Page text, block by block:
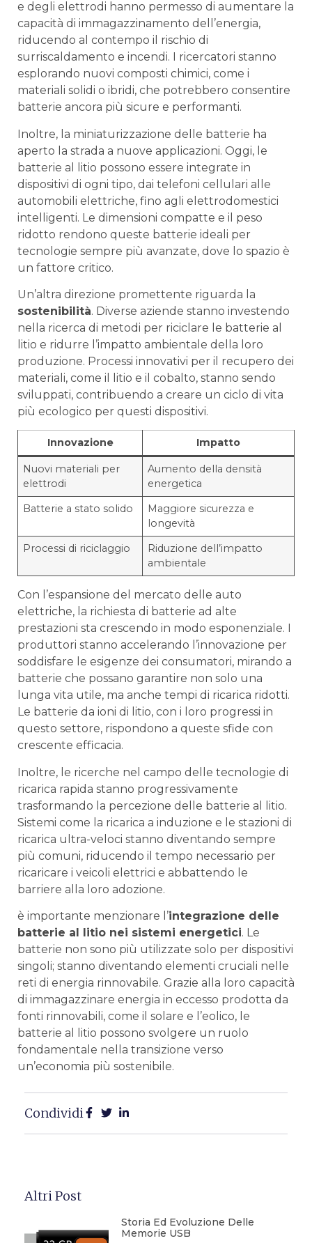
e degli elettrodi hanno permesso di aumentare la‌
capacità di immagazzinamento dell’energia,
riducendo al contempo il rischio ‍di
surriscaldamento e incendi. I ricercatori stanno‍
esplorando nuovi composti chimici, come i
materiali solidi o ibridi, che potrebbero consentire
batterie ancora più sicure e performanti.
Inoltre, la miniaturizzazione delle⁣ batterie ha
aperto la strada a nuove applicazioni. Oggi, le⁣
batterie al litio possono essere‍ integrate in
dispositivi di ogni tipo, dai telefoni cellulari alle
automobili elettriche, fino agli elettrodomestici
intelligenti. Le dimensioni compatte e il ​peso
ridotto rendono queste batterie ideali‍ per
tecnologie sempre più avanzate, dove lo spazio ‌è
un fattore critico.
Un’altra direzione promettente riguarda la⁢
sostenibilità. Diverse aziende stanno investendo
nella ricerca di metodi per ⁣riciclare le batterie al
litio ⁣e ridurre l’impatto ambientale della loro
produzione. Processi innovativi ⁤per il recupero dei
materiali, come il litio e il cobalto, stanno sendo
sviluppati, contribuendo a creare un ciclo di vita
più ecologico per questi dispositivi.
Innovazione Impatto
Nuovi materiali per
elettrodi
Aumento della densità
energetica
Batterie a stato solido
Maggiore sicurezza e ​
longevità
Processi ‌di riciclaggio
Riduzione dell’impatto
ambientale
Con l’espansione del mercato delle auto
elettriche, ⁢la​ richiesta di batterie ad alte
prestazioni sta crescendo in modo‌ esponenziale. I
produttori stanno accelerando l’innovazione per
soddisfare le esigenze dei consumatori, mirando a
batterie che possano garantire non solo una
lunga vita utile, ma anche tempi di ricarica ridotti.
‍Le batterie da ioni di litio, con i loro progressi in
questo settore, ‌rispondono a queste sfide con
crescente efficacia.
Inoltre, le ricerche ‍nel campo delle tecnologie di​
ricarica rapida stanno progressivamente
trasformando la percezione delle batterie al litio.
Sistemi come la ricarica a induzione e le stazioni di
ricarica ultra-veloci stanno diventando sempre
più comuni, riducendo ‍il tempo necessario per
ricaricare i veicoli elettrici e abbattendo le
barriere alla loro adozione.
è ⁣importante menzionare l’integrazione ⁤delle
batterie al litio nei⁢ sistemi energetici. Le
batterie non sono più‌ utilizzate solo per dispositivi
singoli; stanno diventando elementi cruciali nelle
reti di⁤ energia rinnovabile. Grazie alla⁤ loro capacità
di immagazzinare energia in eccesso prodotta da
fonti rinnovabili, come il solare e l’eolico, le
batterie al litio⁤ possono svolgere un ruolo
fondamentale nella transizione ⁤verso
un’economia più sostenibile.
Condividi
Altri Post
Storia Ed Evoluzione Delle
Memorie USB